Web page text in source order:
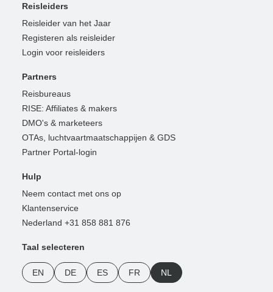
Reisleiders
Reisleider van het Jaar
Registeren als reisleider
Login voor reisleiders
Partners
Reisbureaus
RISE: Affiliates & makers
DMO's & marketeers
OTAs, luchtvaartmaatschappijen & GDS
Partner Portal-login
Hulp
Neem contact met ons op
Klantenservice
Nederland +31 858 881 876
Taal selecteren
EN DE ES FR NL